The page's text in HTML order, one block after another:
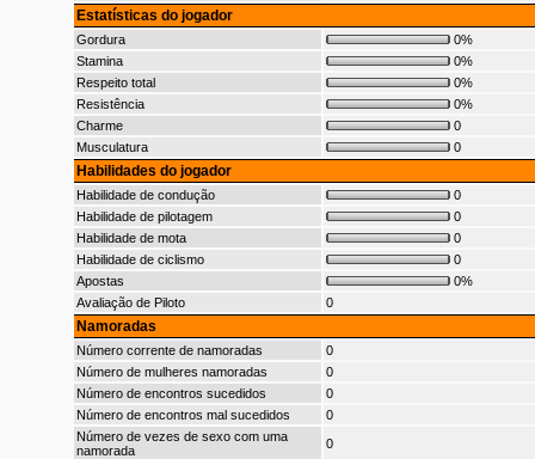
Estatísticas do jogador
Gordura
0%
Stamina
0%
Respeito total
0%
Resistência
0%
Charme
0
Musculatura
0
Habilidades do jogador
Habilidade de condução
0
Habilidade de pilotagem
0
Habilidade de mota
0
Habilidade de ciclismo
0
Apostas
0%
Avaliação de Piloto
0
Namoradas
Número corrente de namoradas
0
Número de mulheres namoradas
0
Número de encontros sucedidos
0
Número de encontros mal sucedidos
0
Número de vezes de sexo com uma
namorada
0